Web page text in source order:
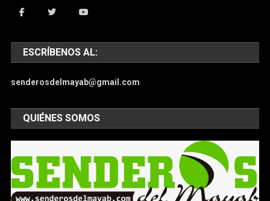
ESCRÍBENOS AL:
senderosdelmayab@gmail.com
QUIÉNES SOMOS